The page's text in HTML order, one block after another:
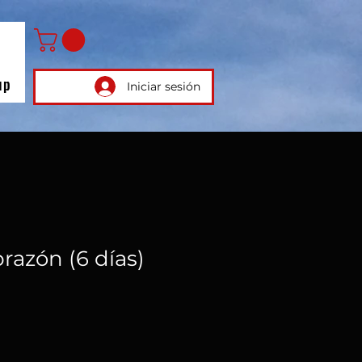
Iniciar sesión
(6 días)